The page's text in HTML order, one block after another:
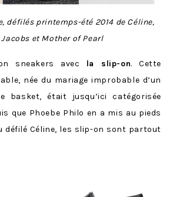
défilés printemps-été 2014 de Céline,
et Mother of Pearl
sneakers avec la slip-on. Cette
née du mariage improbable d’un
basket, était jusqu’ici catégorisée
que Phoebe Philo en a mis au pieds
défilé Céline, les slip-on sont partout